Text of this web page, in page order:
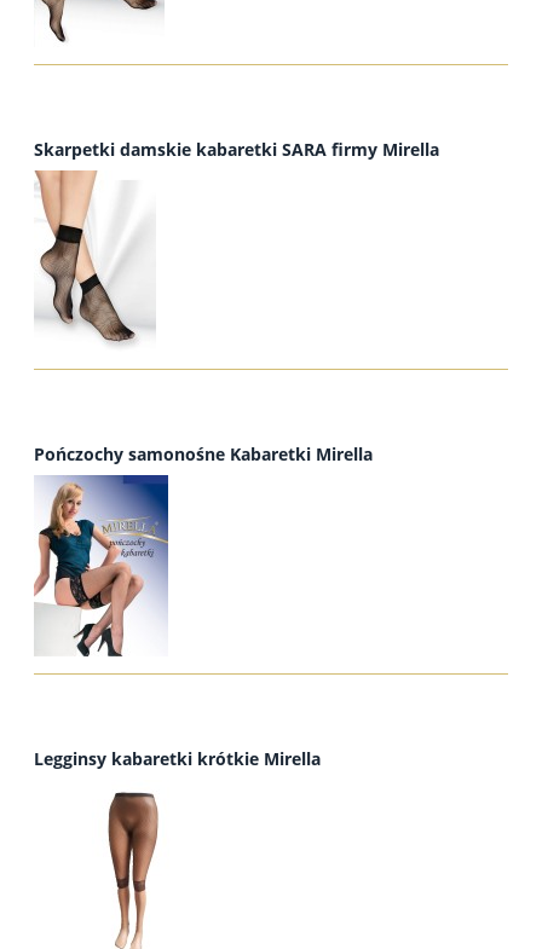
Skarpetki damskie kabaretki SARA firmy Mirella
Pończochy samonośne Kabaretki Mirella
Legginsy kabaretki krótkie Mirella